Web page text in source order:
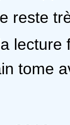
reste
tome